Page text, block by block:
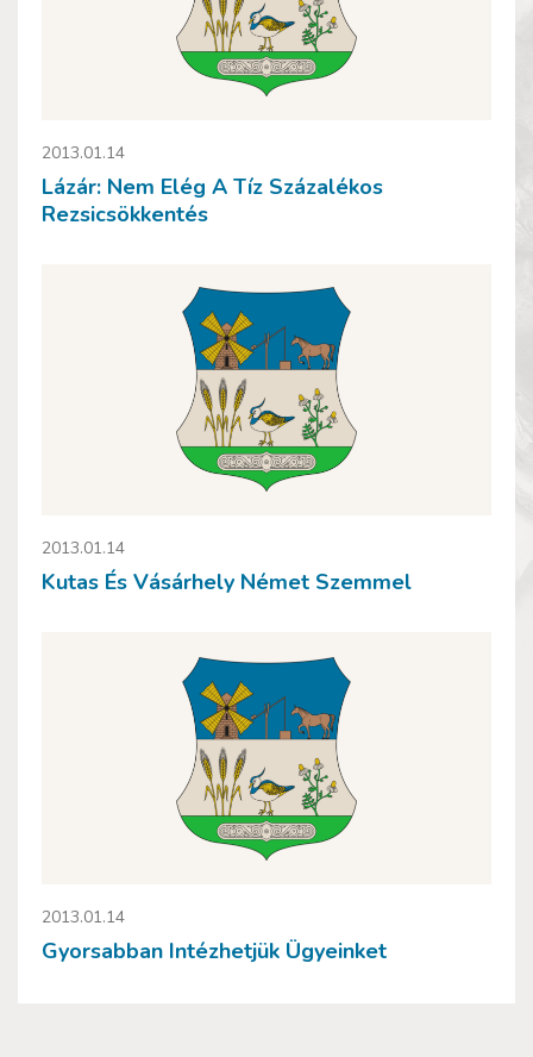
2013.01.14
Lázár: Nem Elég A Tíz Százalékos
Rezsicsökkentés
2013.01.14
Kutas És Vásárhely Német Szemmel
2013.01.14
Gyorsabban Intézhetjük Ügyeinket